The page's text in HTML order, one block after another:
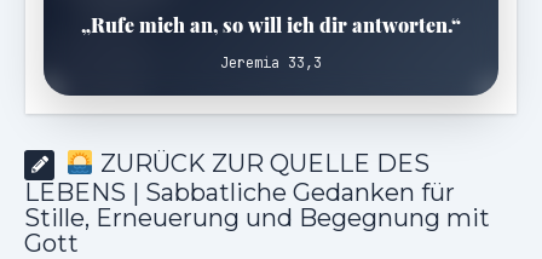
„Rufe mich an, so will ich dir antworten.“
Jeremia 33,3
ZURÜCK ZUR QUELLE DES
LEBENS | Sabbatliche Gedanken für
Stille, Erneuerung und Begegnung mit
Gott